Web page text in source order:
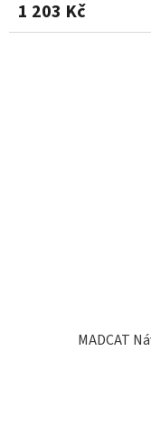
1 203 Kč
MADCAT